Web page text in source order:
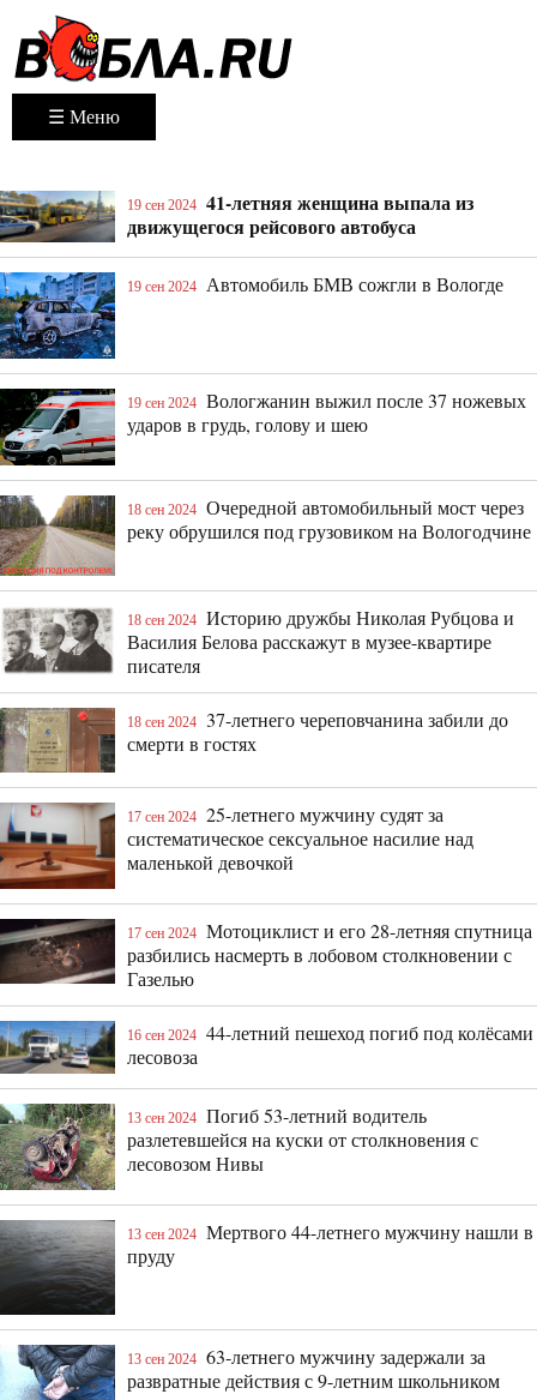
☰ Меню
19 сен 2024 41-летняя женщина выпала из
движущегося рейсового автобуса
19 сен 2024 Автомобиль БМВ сожгли в Вологде
19 сен 2024 Вологжанин выжил после 37 ножевых
ударов в грудь, голову и шею
18 сен 2024 Очередной автомобильный мост через
реку обрушился под грузовиком на Вологодчине
18 сен 2024 Историю дружбы Николая Рубцова и
Василия Белова расскажут в музее-квартире
писателя
18 сен 2024
37-летнего череповчанина забили до
смерти в гостях
17 сен 2024 25-летнего мужчину судят за
систематическое сексуальное насилие над
маленькой девочкой
17 сен 2024 Мотоциклист и его 28-летняя спутница
разбились насмерть в лобовом столкновении с
Газелью
16 сен 2024 44-летний пешеход погиб под колёсами
лесовоза
13 сен 2024 Погиб 53-летний водитель
разлетевшейся на куски от столкновения с
лесовозом Нивы
13 сен 2024 Мертвого 44-летнего мужчину нашли в
пруду
13 сен 2024 63-летнего мужчину задержали за
развратные действия с 9-летним школьником